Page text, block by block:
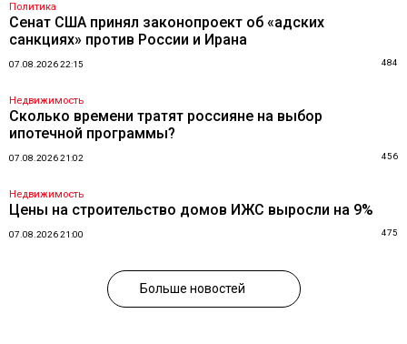
Политика
Сенат США принял законопроект об «адских
санкциях» против России и Ирана
07.08.2026 22:15 484
Недвижимость
Сколько времени тратят россияне на выбор
ипотечной программы?
07.08.2026 21:02 456
Недвижимость
Цены на строительство домов ИЖС выросли на 9%
07.08.2026 21:00 475
Больше новостей